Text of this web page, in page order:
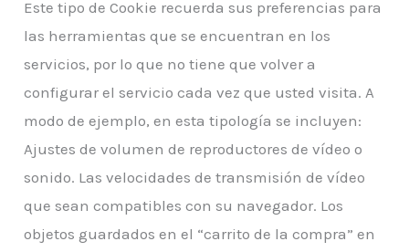
Este tipo de Cookie recuerda sus preferencias para
las herramientas que se encuentran en los
servicios, por lo que no tiene que volver a
configurar el servicio cada vez que usted visita. A
modo de ejemplo, en esta tipología se incluyen:
Ajustes de volumen de reproductores de vídeo o
sonido. Las velocidades de transmisión de vídeo
que sean compatibles con su navegador. Los
objetos guardados en el “carrito de la compra” en